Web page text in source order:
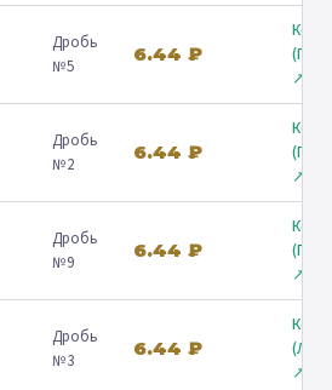
Дробь
№5
6.44 ₽
↗
Дробь
№2
6.44 ₽
↗
Дробь
№9
6.44 ₽
↗
Дробь
№3
6.44 ₽
↗